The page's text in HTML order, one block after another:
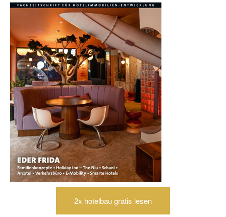
2x hotelbau gratis lesen